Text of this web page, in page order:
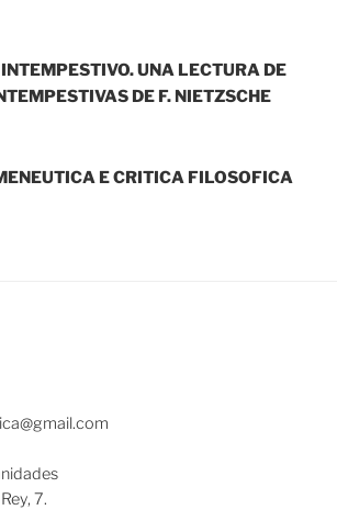
UNA LECTURA DE
DE F. NIETZSCHE
E CRITICA FILOSOFICA
7.